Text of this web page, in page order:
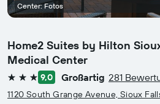
Home2 Suites by Hilton
Medical Center
3 Sterne9,0 Großartig 281
1120 South Grange Avenue, Sioux
Center: Fotos